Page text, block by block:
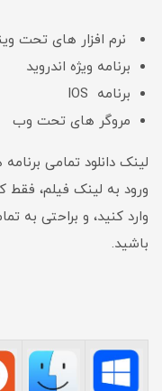
نرم افزار های تحت
برنامه ویژه اندروید
برنامه IOS
مروگر های تحت وب
لینک دانلود تمامی
ورود به لینک فیلم، فقط
وارد کنید، و براحتی
باشید.